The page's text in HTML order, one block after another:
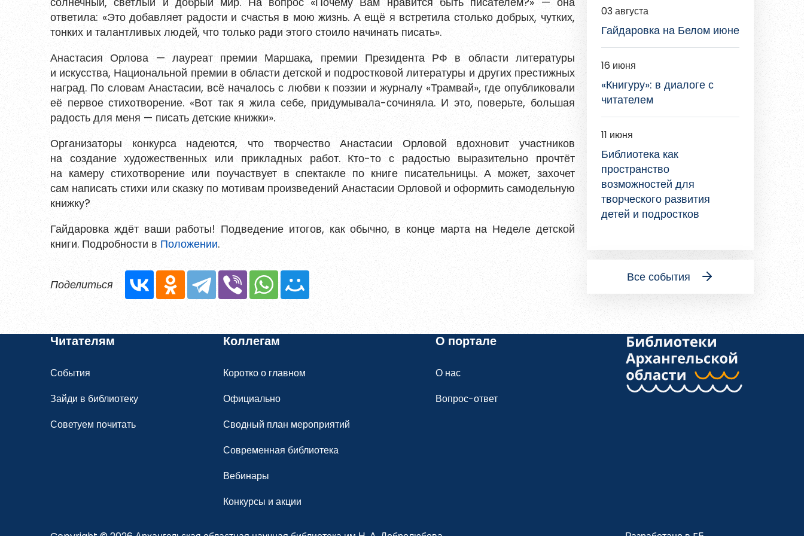
ответила: «Это добавляет радости и счастья в мою жизнь. А ещё я встретила столько добрых, чутких,
тонких и талантливых людей, что только ради этого стоило начинать писать».
Анастасия Орлова — лауреат премии Маршака, премии Президента РФ в области литературы
и искусства, Национальной премии в области детской и подростковой литературы и других престижных
наград. По словам Анастасии, всё началось с любви к поэзии и журналу «Трамвай», где опубликовали
её первое стихотворение. «Вот так я жила себе, придумывала-сочиняла. И это, поверьте, большая
радость для меня — писать детские книжки».
Организаторы конкурса надеются, что творчество Анастасии Орловой вдохновит участников
на создание художественных или прикладных работ. Кто-то с радостью выразительно прочтёт
на камеру стихотворение или поучаствует в спектакле по книге писательницы. А может, захочет
сам написать стихи или сказку по мотивам произведений Анастасии Орловой и оформить самодельную
книжку?
Гайдаровка ждёт ваши работы! Подведение итогов, как обычно, в конце марта на Неделе детской
книги. Подробности в Положении.
Поделиться
03 августа
Гайдаровка на Белом июне
16 июня
«Книгуру»: в диалоге с
читателем
11 июня
Библиотека как
пространство
возможностей для
творческого развития
детей и подростков
Все события
Читателям
События
Зайди в библиотеку
Советуем почитать
Коллегам
Коротко о главном
Официально
Сводный план мероприятий
Современная библиотека
Вебинары
Конкурсы и акции
О портале
О нас
Вопрос-ответ
Войти
Восстановить пароль Зарегистрироваться
Пароль должен быть минимум 6 символов и содержать хотя бы одну строчную букву, одну
прописную букву, одну цифру и один специальный символ.
Я согласен на обработку персональных данных
Я согласен с правилами использования материалов , размещённых на портале.
Зарегистрироваться
Уже зарегистрированы?